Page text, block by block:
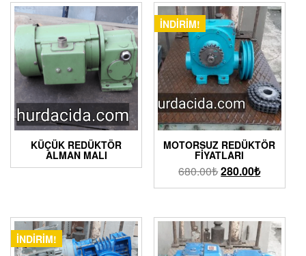
KÜÇÜK REDÜKTÖR
ALMAN MALI
İNDIRIM!
MOTORSUZ REDÜKTÖR
FIYATLARI
680.00₺280.00₺
İNDIRIM!